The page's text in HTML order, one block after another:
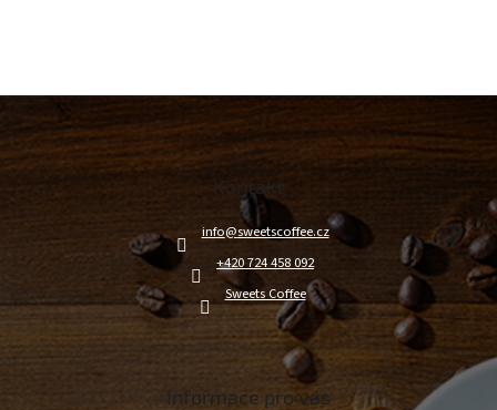
Z
p
Kontakt
info@sweetscoffee.cz
+420 724 458 092
Sweets Coffee
Informace pro vás